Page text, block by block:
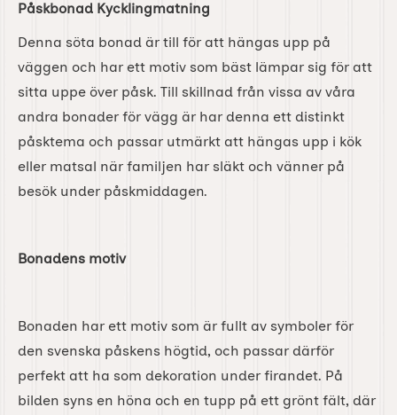
Påskbonad Kycklingmatning
Denna söta bonad är till för att hängas upp på
väggen och har ett motiv som bäst lämpar sig för att
sitta uppe över påsk. Till skillnad från vissa av våra
andra bonader för vägg är har denna ett distinkt
påsktema och passar utmärkt att hängas upp i kök
eller matsal när familjen har släkt och vänner på
besök under påskmiddagen.
Bonadens motiv
Bonaden har ett motiv som är fullt av symboler för
den svenska påskens högtid, och passar därför
perfekt att ha som dekoration under firandet. På
bilden syns en höna och en tupp på ett grönt fält, där